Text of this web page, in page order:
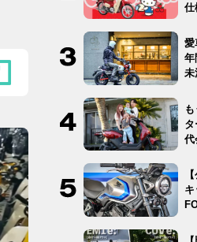
仕
愛
年
未
代